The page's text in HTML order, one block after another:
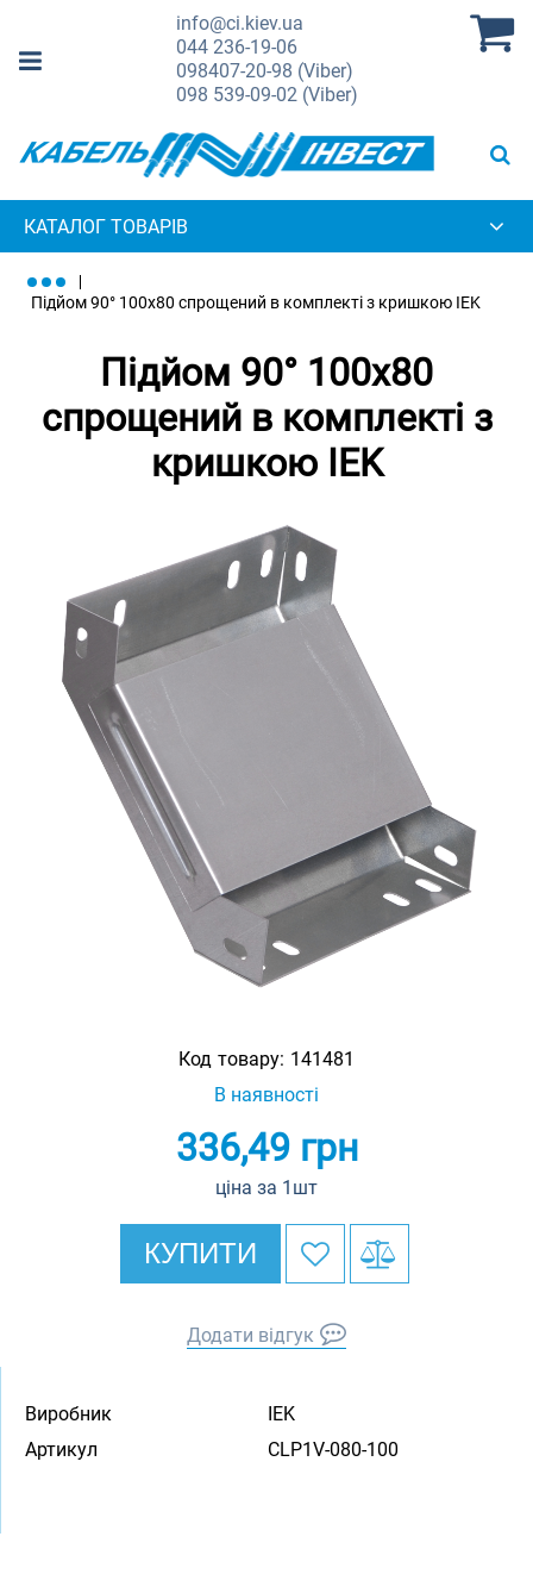
info@ci.kiev.ua
044236-19-06
098407-20-98 (Viber)
098 539-09-02 (Viber)
КАТАЛОГ ТОВАРІВ
Підйом 90° 100х80 спрощений в комплекті з кришкою IEK
Підйом 90° 100х80
спрощений в комплекті з
кришкою IEK
Код товару: 141481
В наявності
336,49грн
ціна за 1шт
КУПИТИ
Додати відгук
Виробник
IEK
Артикул
CLP1V-080-100